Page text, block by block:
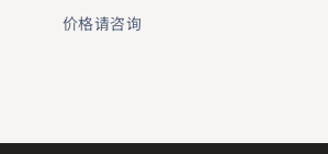
价格请咨询